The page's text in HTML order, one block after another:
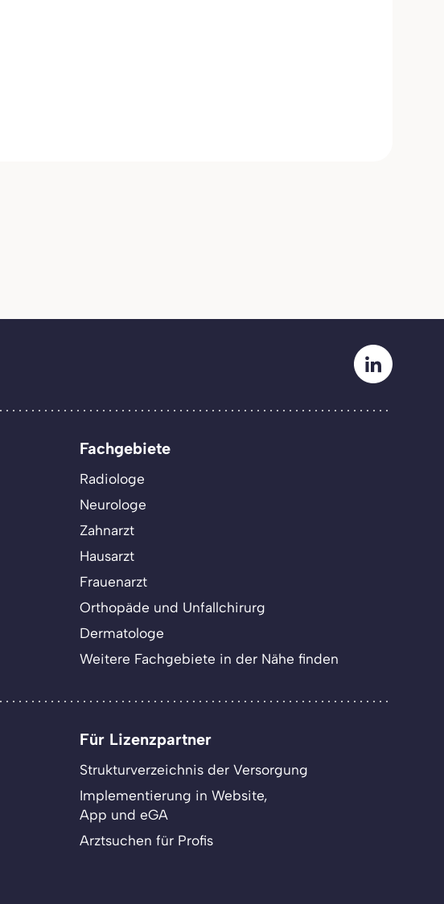
Fachgebiete
Radiologe
Neurologe
Zahnarzt
Hausarzt
Frauenarzt
Orthopäde und Unfallchirurg
Dermatologe
Weitere Fachgebiete in der Nähe finden
Für Lizenzpartner
Strukturverzeichnis der Versorgung
Implementierung in Website,
App und eGA
Arztsuchen für Profis